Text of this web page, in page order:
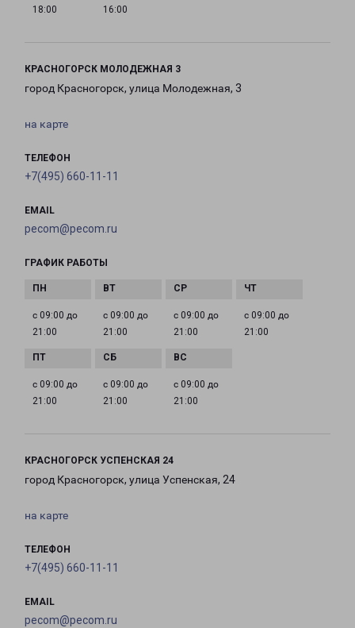
18:00
16:00
КРАСНОГОРСК МОЛОДЕЖНАЯ 3
город Красногорск, улица Молодежная, 3
на карте
ТЕЛЕФОН
+7(495) 660-11-11
EMAIL
pecom@pecom.ru
ГРАФИК РАБОТЫ
с 09:00 до
21:00
с 09:00 до
21:00
с 09:00 до
21:00
с 09:00 до
21:00
с 09:00 до
21:00
с 09:00 до
21:00
с 09:00 до
21:00
КРАСНОГОРСК УСПЕНСКАЯ 24
город Красногорск, улица Успенская, 24
на карте
ТЕЛЕФОН
+7(495) 660-11-11
EMAIL
pecom@pecom.ru